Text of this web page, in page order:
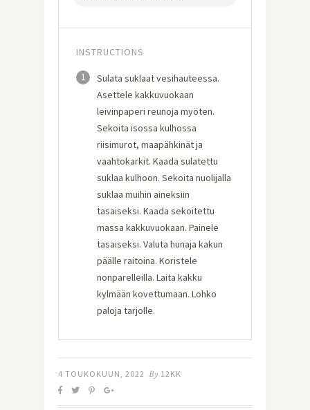
INSTRUCTIONS
1
Sulata suklaat vesihauteessa.
Asettele kakkuvuokaan
leivinpaperi reunoja myöten.
Sekoita isossa kulhossa
riisimurot, maapähkinät ja
vaahtokarkit. Kaada sulatettu
suklaa kulhoon. Sekoita nuolijalla
suklaa muihin aineksiin
tasaiseksi. Kaada sekoitettu
massa kakkuvuokaan. Painele
tasaiseksi. Valuta hunaja kakun
päälle raitoina. Koristele
nonparelleilla. Laita kakku
kylmään kovettumaan. Lohko
paloja tarjolle.
4 TOUKOKUUN, 2022 By 12KK